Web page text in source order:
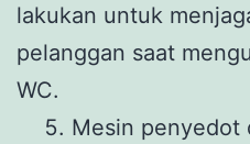
lakukan untuk
pelanggan saat
WC.
Mesin penyedot